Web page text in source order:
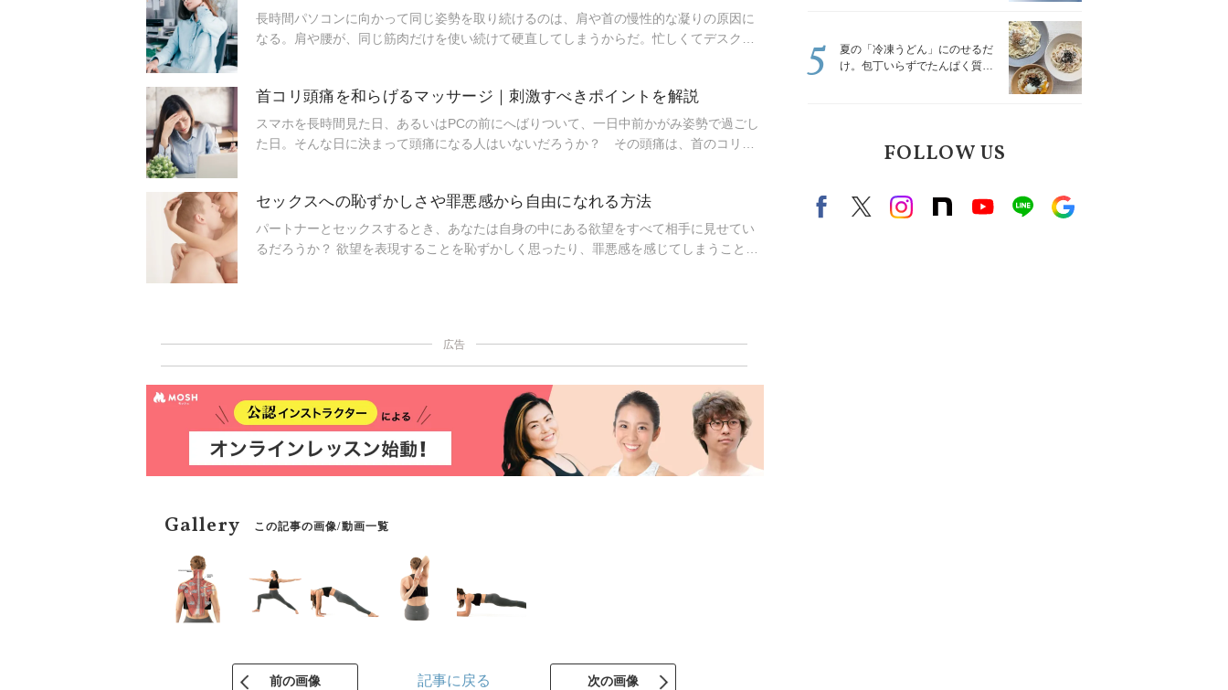
長時間パソコンに向かって同じ姿勢を取り続けるのは、肩や首の慢性的な凝りの原因に
なる。肩や腰が、同じ筋肉だけを使い続けて硬直してしまうからだ。忙しくてデスクか
首コリ頭痛を和らげるマッサージ｜刺激すべきポイントを解説
スマホを長時間見た日、あるいはPCの前にへばりついて、一日中前かがみ姿勢で過ごし
た日。そんな日に決まって頭痛になる人はいないだろうか？ その頭痛は、首のコリや
セックスへの恥ずかしさや罪悪感から自由になれる方法
パートナーとセックスするとき、あなたは自身の中にある欲望をすべて相手に見せてい
るだろうか？ 欲望を表現することを恥ずかしく思ったり、罪悪感を感じてしまうことは
広告
Gallery この記事の画像/動画一覧
前の画像 記事に戻る 次の画像
夏の「冷凍うどん」にのせるだ
け。包丁いらずでたんぱく質を
5
FOLLOW US
FacebookX（旧twitter）
instagram
note Youtubeline